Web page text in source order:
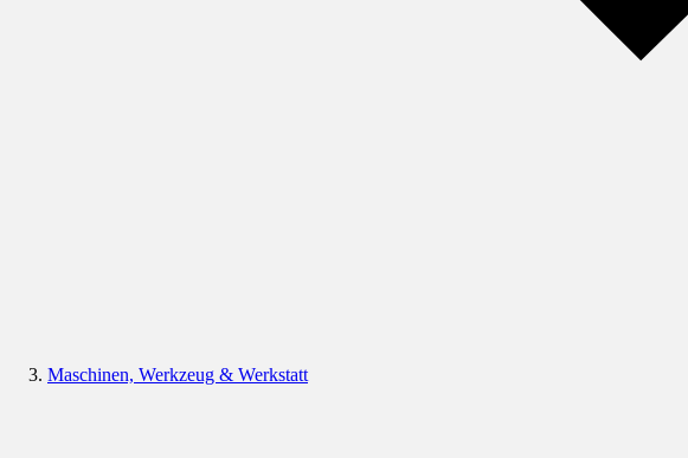
Maschinen, Werkzeug & Werkstatt